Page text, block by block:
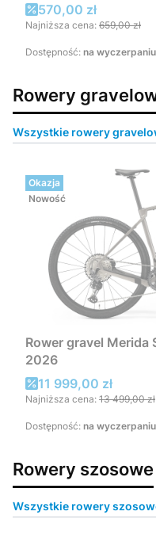
Cena promocyjna
570,00 zł
Najniższa cena: 659,00 zł
Dostępność: na wyczerpaniu
Rowery
Wszystkie rowery
Okazja
Nowość
Rower gravel Merida
2026
Cena promocyjna
11 999,00 zł
Najniższa cena: 13 499,00 zł
Dostępność: na wyczerpaniu
Rowery szosowe
Wszystkie rowery